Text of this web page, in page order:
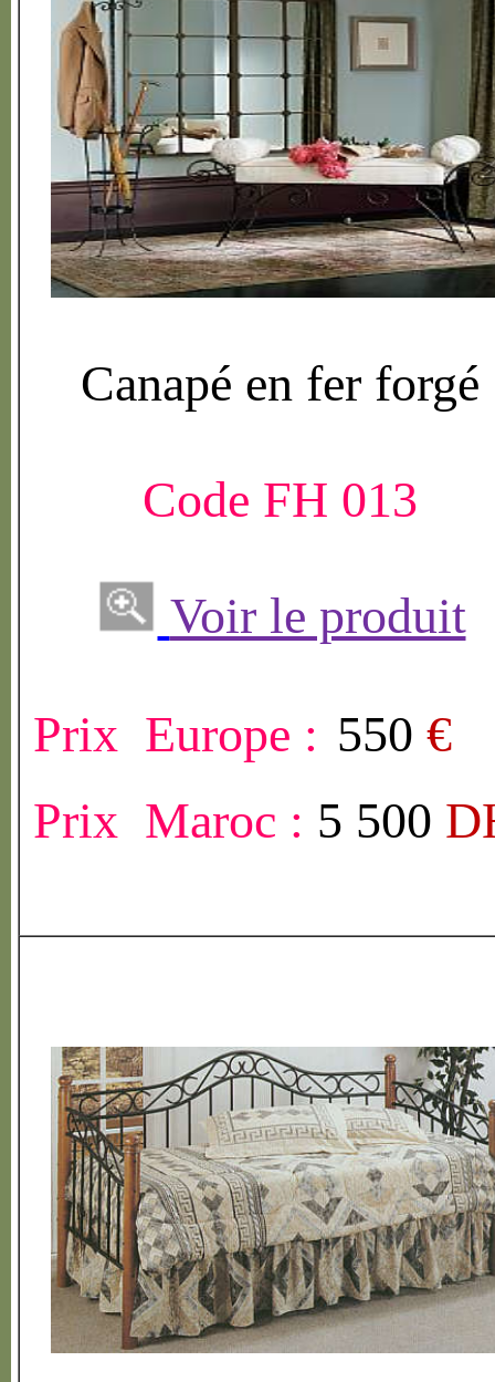
Canapé en fer forgé
Code FH 013
Voir le produit
Prix Europe : 550 €
Prix Maroc : 5 500